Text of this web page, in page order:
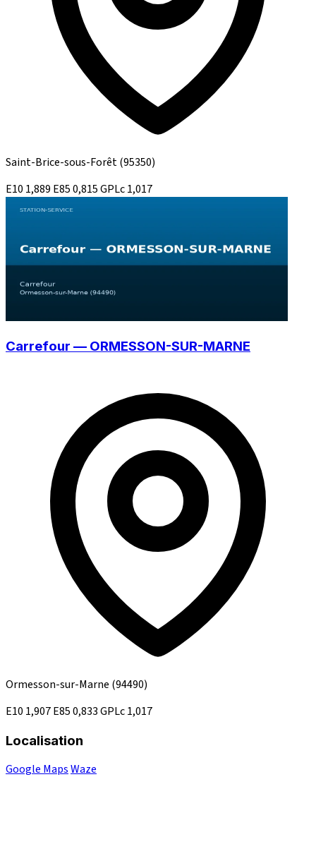
Saint-Brice-sous-Forêt(95350)
E10 1,889 E850,815GPLc1,017
Carrefour — ORMESSON-SUR-MARNE
Ormesson-sur-Marne (94490)
E10 1,907E850,833GPLc1,017
Localisation
Google MapsWaze